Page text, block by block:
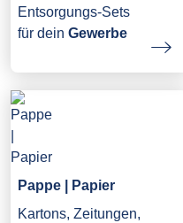
Entsorgungs-Sets
für dein Gewerbe
Pappe | Papier
Kartons, Zeitungen,